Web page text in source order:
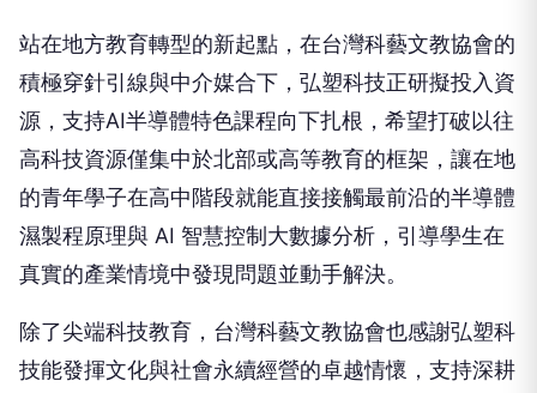
站在地方教育轉型的新起點，在台灣科藝文教協會的
積極穿針引線與中介媒合下，弘塑科技正研擬投入資
源，支持AI半導體特色課程向下扎根，希望打破以往
高科技資源僅集中於北部或高等教育的框架，讓在地
的青年學子在高中階段就能直接接觸最前沿的半導體
濕製程原理與 AI 智慧控制大數據分析，引導學生在
真實的產業情境中發現問題並動手解決。
除了尖端科技教育，台灣科藝文教協會也感謝弘塑科
技能發揮文化與社會永續經營的卓越情懷，支持深耕